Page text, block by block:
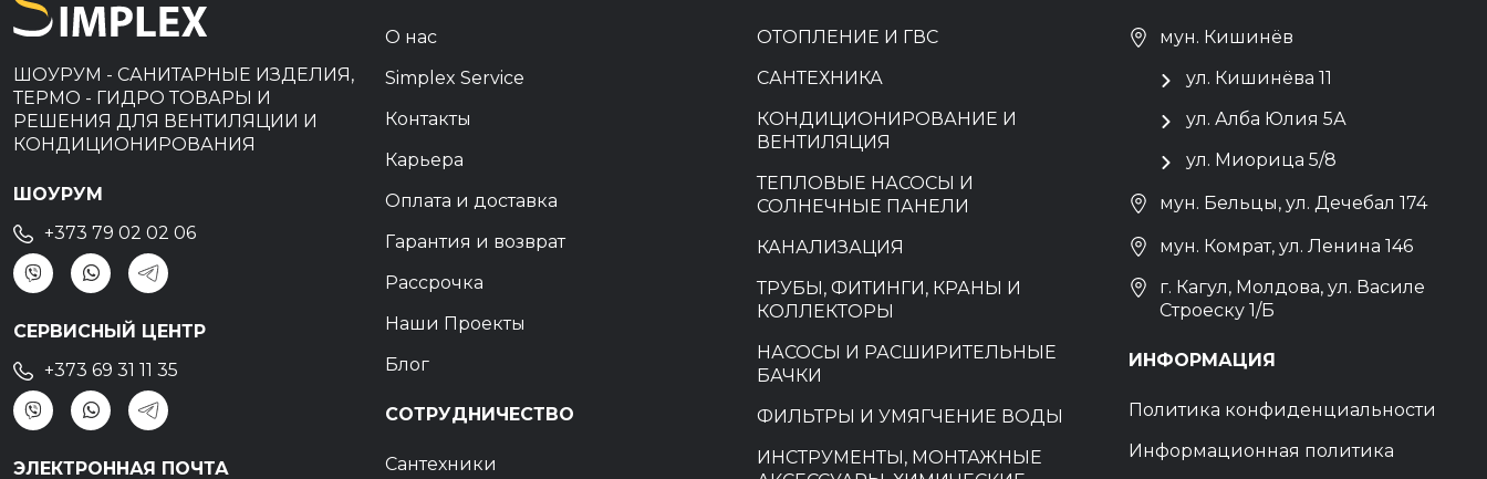
ШОУРУМ - САНИТАРНЫЕ ИЗДЕЛИЯ,
ТЕРМО - ГИДРО ТОВАРЫ И
РЕШЕНИЯ ДЛЯ ВЕНТИЛЯЦИИ И
КОНДИЦИОНИРОВАНИЯ
ШОУРУМ
+373 79 02 02 06
СЕРВИСНЫЙ ЦЕНТР
+373 69 31 11 35
ЭЛЕКТРОННАЯ ПОЧТА
О нас
Simplex Service
Контакты
Карьера
Оплата и доставка
Гарантия и возврат
Рассрочка
Наши Проекты
Блог
СОТРУДНИЧЕСТВО
Сантехники
ОТОПЛЕНИЕ И ГВС
САНТЕХНИКА
КОНДИЦИОНИРОВАНИЕ И
ВЕНТИЛЯЦИЯ
ТЕПЛОВЫЕ НАСОСЫ И
СОЛНЕЧНЫЕ ПАНЕЛИ
КАНАЛИЗАЦИЯ
ТРУБЫ, ФИТИНГИ, КРАНЫ И
КОЛЛЕКТОРЫ
НАСОСЫ И РАСШИРИТЕЛЬНЫЕ
БАЧКИ
ФИЛЬТРЫ И УМЯГЧЕНИЕ ВОДЫ
ИНСТРУМЕНТЫ, МОНТАЖНЫЕ
мун. Кишинёв
ул. Кишинёва 11
ул. Алба Юлия 5А
ул. Миорица 5/8
мун. Бельцы, ул. Дечебал 174
мун. Комрат, ул. Ленина 146
г. Кагул, Молдова, ул. Василе
Строеску 1/Б
ИНФОРМАЦИЯ
Политика конфиденциальности
Информационная политика